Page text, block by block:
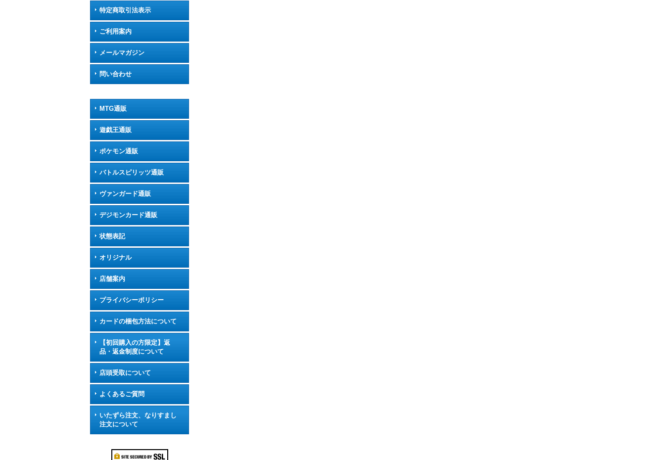
特定商取引法表示
ご利用案内
メールマガジン
問い合わせ
MTG通販
遊戯王通販
ポケモン通販
バトルスピリッツ通販
ヴァンガード通販
デジモンカード通販
状態表記
オリジナル
店舗案内
プライバシーポリシー
カードの梱包方法について
【初回購入の方限定】返
品・返金制度について
店頭受取について
よくあるご質問
いたずら注文、なりすまし
注文について